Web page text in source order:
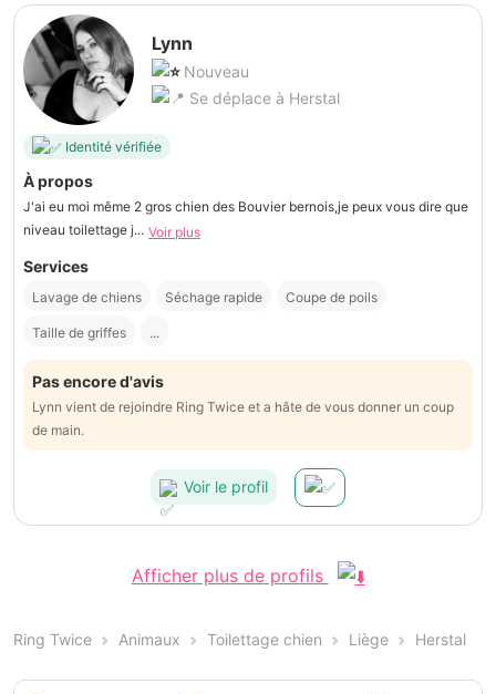
Lynn
Nouveau
Se déplace à Herstal
Identité vérifiée
À propos
J'ai eu moi même 2 gros chien des Bouvier bernois,je peux vous dire que
niveau toilettage j... Voir plus
Services
Lavage de chiens Séchage rapide Coupe de poils
Taille de griffes ...
Pas encore d'avis
Lynn vient de rejoindre Ring Twice et a hâte de vous donner un coup
de main.
Voir le profil
Afficher plus de profils
Ring Twice Animaux Toilettage chien Liège Herstal